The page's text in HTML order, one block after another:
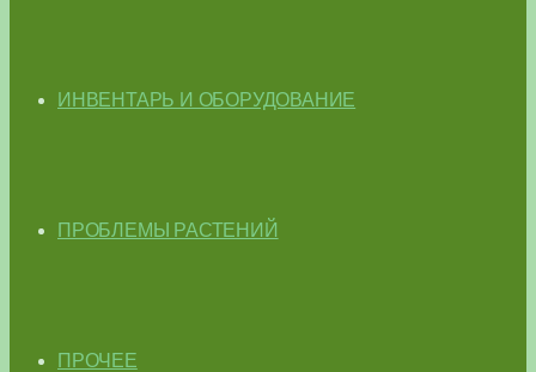
ИНВЕНТАРЬ И ОБОРУДОВАНИЕ
ПРОБЛЕМЫ РАСТЕНИЙ
ПРОЧЕЕ